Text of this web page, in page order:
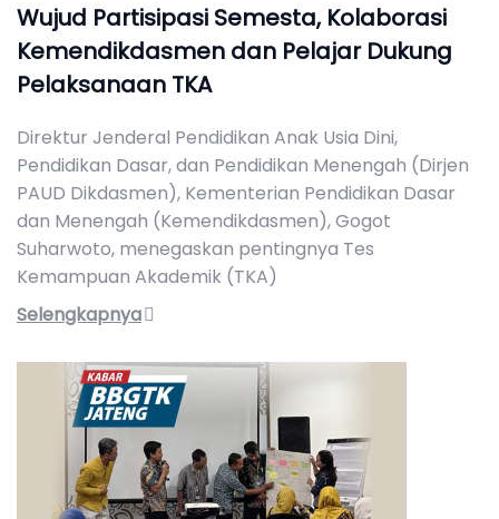
Wujud Partisipasi Semesta, Kolaborasi
Kemendikdasmen dan Pelajar Dukung
Pelaksanaan TKA
Direktur Jenderal Pendidikan Anak Usia Dini,
Pendidikan Dasar, dan Pendidikan Menengah (Dirjen
PAUD Dikdasmen), Kementerian Pendidikan Dasar
dan Menengah (Kemendikdasmen), Gogot
Suharwoto, menegaskan pentingnya Tes
Kemampuan Akademik (TKA)
Selengkapnya